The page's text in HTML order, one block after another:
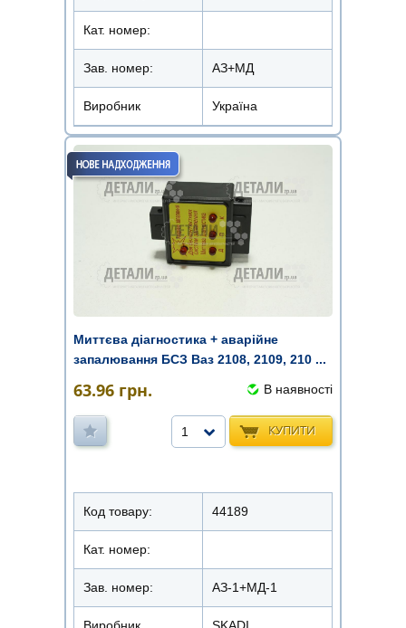
Кат. номер:
Зав. номер: АЗ+МД
Виробник Україна
Миттєва діагностика + аварійне
запалювання БСЗ Ваз 2108, 2109, 210 ...
63.96 грн. В наявності
КУПИТИ
1
Код товару: 44189
Кат. номер:
Зав. номер: АЗ-1+МД-1